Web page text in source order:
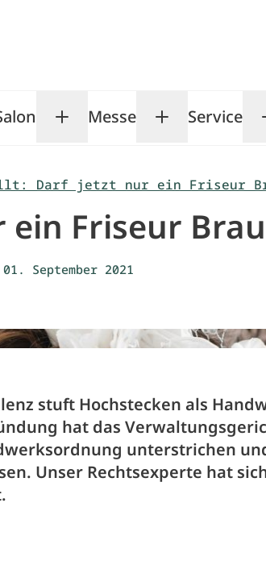
submenu
Toggle TOP Salon
Messe Toggle Messe
Service
Darf jetzt nur ein Friseur
Friseur
01. September 2021
stuft Hochstecken als
hat das
unterstrichen
Unser Rechtsexperte hat